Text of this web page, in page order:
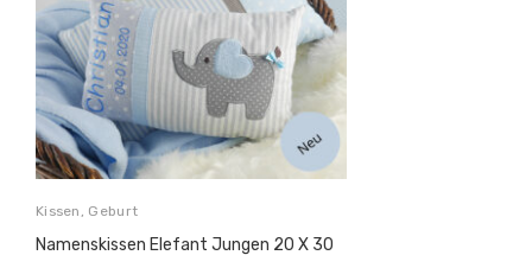
Kissen Geburt
Namenskissen Elefant Jungen 20 X 30